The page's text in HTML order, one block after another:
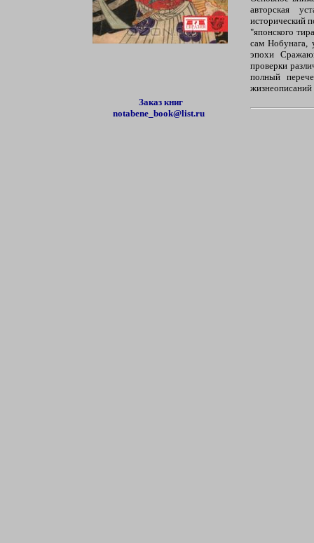
авторская
исторический
"японского
сам Нобунага,
эпохи
проверки
полный
Заказ книг
notabene_book@list.ru